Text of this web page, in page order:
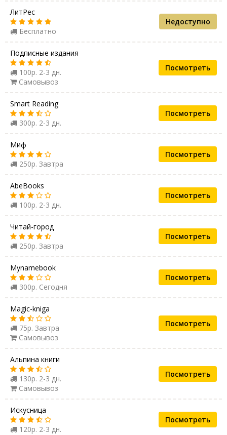
ЛитРес
Бесплатно
Недоступно
Подписные издания
100р. 2-3 дн.
Самовывоз
Посмотреть
Smart Reading
300р. 2-3 дн.
Посмотреть
Миф
250р. Завтра
Посмотреть
AbeBooks
100р. 2-3 дн.
Посмотреть
Читай-город
250р. Завтра
Посмотреть
Mynamebook
300р. Сегодня
Посмотреть
Magic-kniga
75р. Завтра
Самовывоз
Посмотреть
Альпина книги
130р. 2-3 дн.
Самовывоз
Посмотреть
Искусница
120р. 2-3 дн.
Посмотреть